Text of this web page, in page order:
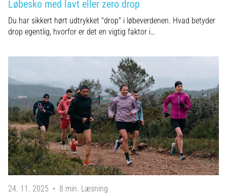
Løbesko med lavt eller zero drop
Du har sikkert hørt udtrykket "drop" i løbeverdenen. Hvad betyder
drop egentlig, hvorfor er det en vigtig faktor i…
24. 11. 2025 • 8 min. Læsning